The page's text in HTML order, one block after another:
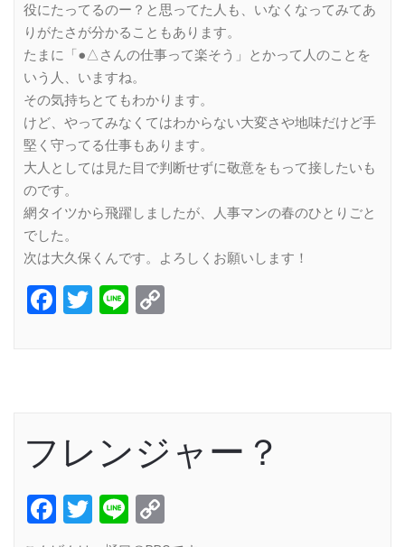
役にたってるのー？と思ってた人も、いなくなってみてあ
りがたさが分かることもあります。
たまに「●△さんの仕事って楽そう」とかって人のことを
いう人、いますね。
その気持ちとてもわかります。
けど、やってみなくてはわからない大変さや地味だけど手
堅く守ってる仕事もあります。
大人としては見た目で判断せずに敬意をもって接したいも
のです。
網タイツから飛躍しましたが、人事マンの春のひとりごと
でした。
次は大久保くんです。よろしくお願いします！
Facebook
Twitter
Line
フレンジャー？
Facebook
Twitter
Line
Link